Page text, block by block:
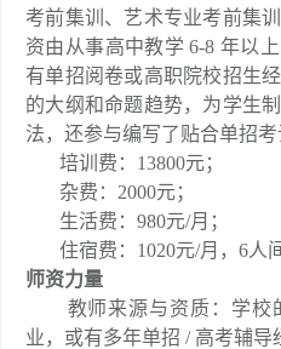
考前集训、艺术专业考前集
资由从事高中教学 6-8 年以
有单招阅卷或高职院校招生
的大纲和命题趋势，为学生
法，还参与编写了贴合单招考
培训费：13800元；
杂费：2000元；
生活费：980元/月；
住宿费：1020元/月，6人间
师资力量
教师来源与资质：学校
业，或有多年单招 / 高考辅导